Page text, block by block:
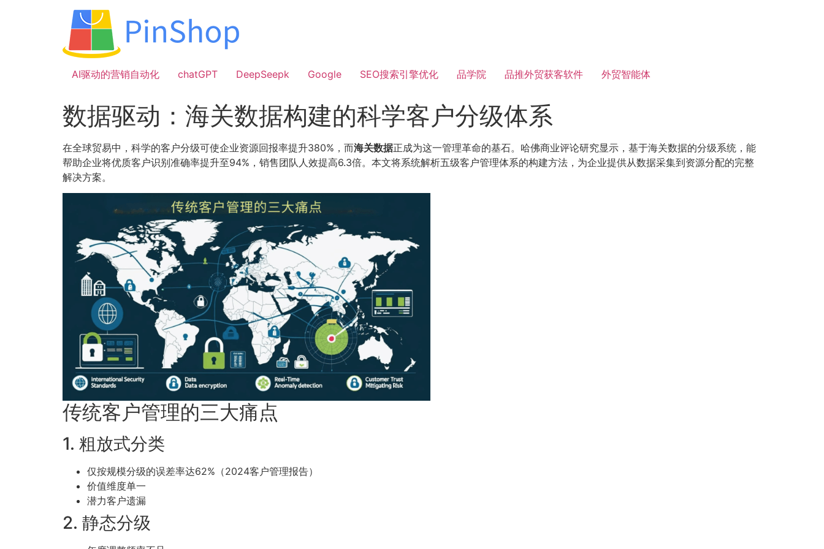
AI驱动的营销自动化
chatGPT DeepSeepk Google SEO搜索引擎优化 品学院 品推外贸获客软件 外贸智能体
数据驱动：海关数据构建的科学客户分级体系
在全球贸易中，科学的客户分级可使企业资源回报率提升380%，而海关数据正成为这一管理革命的基石。哈佛商业评论研究显示，基于海关数据的分级系统，能
帮助企业将优质客户识别准确率提升至94%，销售团队人效提高6.3倍。本文将系统解析五级客户管理体系的构建方法，为企业提供从数据采集到资源分配的完整
解决方案。
传统客户管理的三大痛点
1. 粗放式分类
仅按规模分级的误差率达62%（2024客户管理报告）
价值维度单一
潜力客户遗漏
2. 静态分级